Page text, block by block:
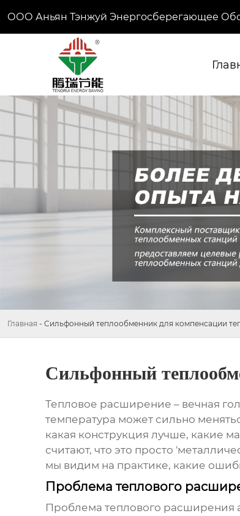
ООО Аньян Тэнжуй Энергосберегающее
Главная - Сильфонный теплообменник для компенсации
Сильфонный
Тепловое расширение – вечная
температура может сильно
какая конструкция лучше, какие
считают, что это просто
мы видим на практике, какие
Проблема теплового
Проблема теплового расширения